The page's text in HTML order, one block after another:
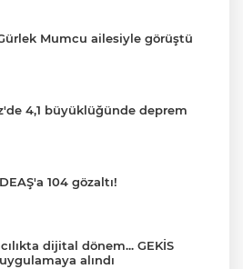
Mumcu ailesiyle görüştü
4,1 büyüklüğünde deprem
104 gözaltı!
dijital dönem... GEKİS
alındı